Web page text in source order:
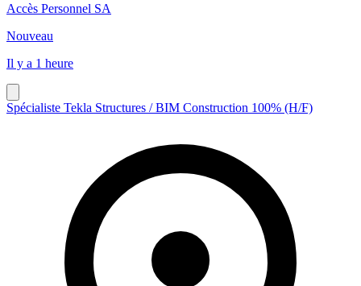
Accès Personnel SA
Nouveau
Il y a 1 heure
Spécialiste Tekla Structures / BIM Construction 100% (H/F)